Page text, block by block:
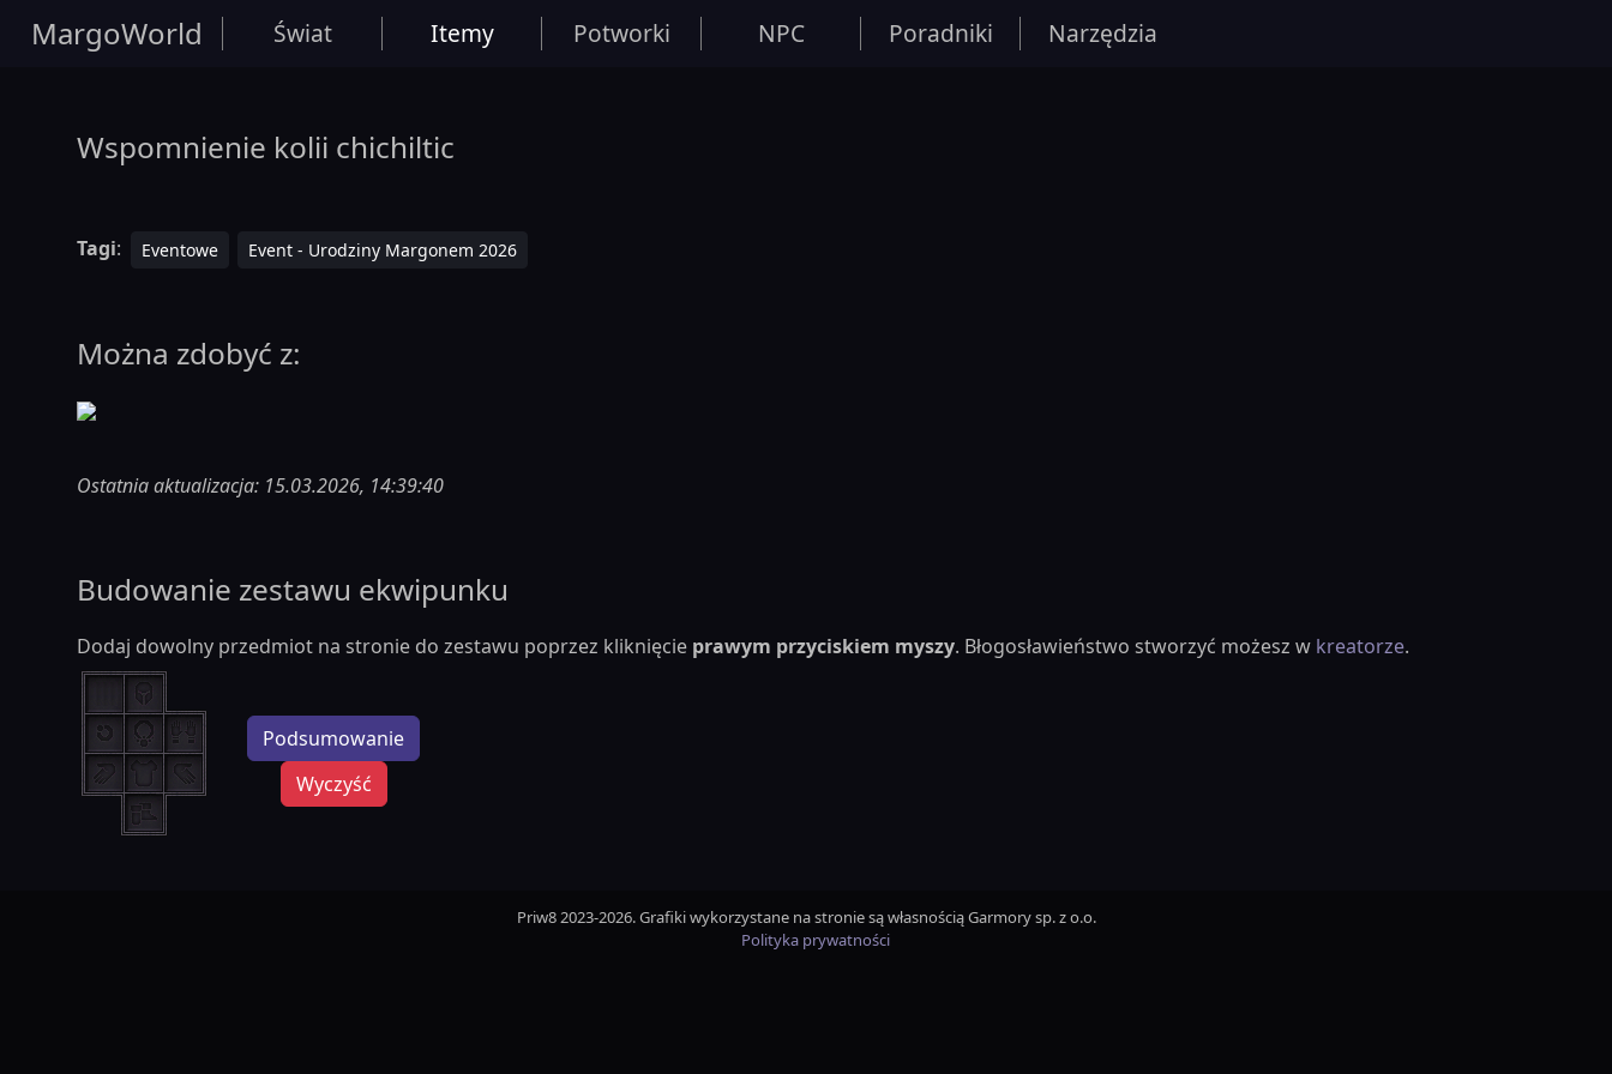
MargoWorld Świat Itemy Potworki NPC Poradniki Narzędzia
Wspomnienie kolii chichiltic
Tagi: Eventowe Event - Urodziny Margonem 2026
Można zdobyć z:
Ostatnia aktualizacja: 15.03.2026, 14:39:40
Budowanie zestawu ekwipunku
Dodaj dowolny przedmiot na stronie do zestawu poprzez kliknięcie prawym przyciskiem myszy. Błogosławieństwo stworzyć możesz w kreatorze.
Podsumowanie
Wyczyść
Priw8 2023-2026. Grafiki wykorzystane na stronie są własnością Garmory sp. z o.o.
Polityka prywatności